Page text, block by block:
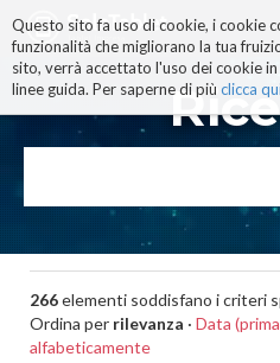
Questo sito fa uso di cookie, i cookie
funzionalità che migliorano la tua
sito, verrà accettato l'uso dei cookie
linee guida. Per saperne di più clicca
ai
contenuti.
|
alla
266elementi soddisfano i criteri
Ordina per rilevanza · Data
alfabeticamente